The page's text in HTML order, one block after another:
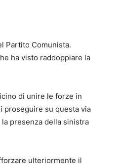
Partito Comunista.
ha visto raddoppiare la
di unire le forze in
proseguire su questa via
presenza della sinistra
ulteriormente il